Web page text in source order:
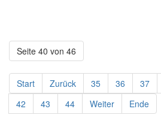
Seite 40 von 46
Start Zurück 35 36 37
42
43 44 Weiter Ende